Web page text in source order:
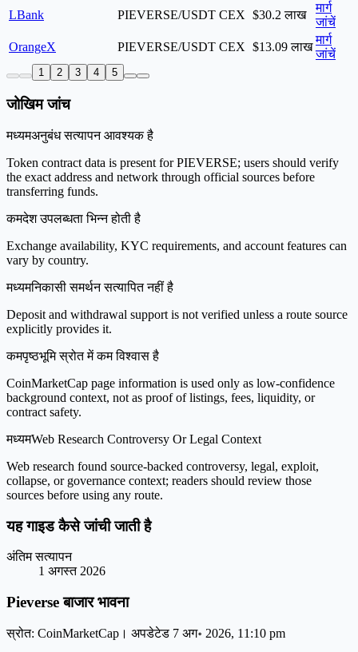
LBank
PIEVERSE/USDT CEX $30.2 लाख
मार्ग
जांचें
OrangeX
PIEVERSE/USDT CEX $13.09 लाख
मार्ग
जांचें
1 2 3 4 5
जोखिम जांच
मध्यमअनुबंध सत्यापन आवश्यक है
Token contract data is present for PIEVERSE; users should verify
the exact address and network through official sources before
transferring funds.
कमदेश उपलब्धता भिन्न होती है
Exchange availability, KYC requirements, and account features can
vary by country.
मध्यमनिकासी समर्थन सत्यापित नहीं है
Deposit and withdrawal support is not verified unless a route source
explicitly provides it.
कमपृष्ठभूमि स्रोत में कम विश्वास है
CoinMarketCap page information is used only as low-confidence
background context, not as proof of listings, fees, liquidity, or
contract safety.
मध्यमWeb Research Controversy Or Legal Context
Web research found source-backed controversy, legal, exploit,
collapse, or governance context; readers should review those
sources before using any route.
यह गाइड कैसे जांची जाती है
अंतिम सत्यापन
1 अगस्त 2026
Pieverse बाजार भावना
स्रोत: CoinMarketCap। अपडेटेड 7 अग॰ 2026, 11:10 pm